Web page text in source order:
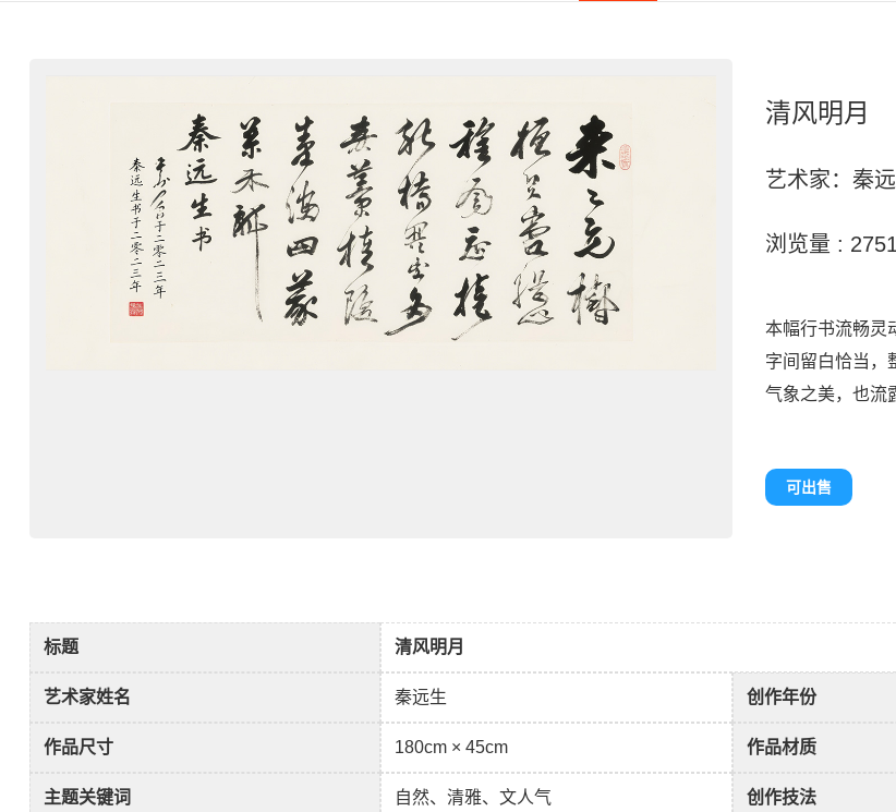
清风明月
艺术家：秦
浏览量 : 2751
本幅行书流畅灵
字间留白恰当，
气象之美，也流
可出售
标题 清风明月
艺术家姓名 秦远生 创作年份
作品尺寸 180cm × 45cm 作品材质
主题关键词 自然、清雅、文人气 创作技法